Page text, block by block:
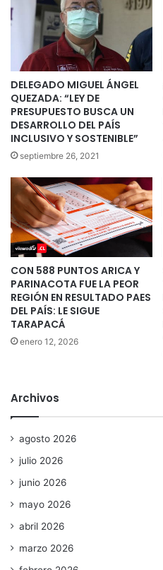
DELEGADO MIGUEL ÁNGEL
QUEZADA: “LEY DE
PRESUPUESTO BUSCA UN
DESARROLLO DEL PAÍS
INCLUSIVO Y SOSTENIBLE”
septiembre 26, 2021
CON 588 PUNTOS ARICA Y
PARINACOTA FUE LA PEOR
REGIÓN EN RESULTADO PAES
DEL PAÍS: LE SIGUE
TARAPACÁ
enero 12, 2026
Archivos
agosto 2026
julio 2026
junio 2026
mayo 2026
abril 2026
marzo 2026